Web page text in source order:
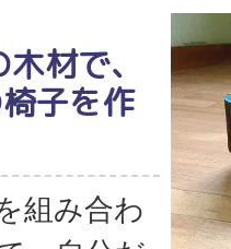
材で、
子を作
組み合わ